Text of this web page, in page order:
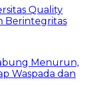
Quality
Berintegritas
Menurun,
Waspada dan